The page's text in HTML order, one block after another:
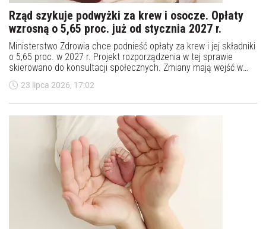
Rząd szykuje podwyżki za krew i osocze. Opłaty
wzrosną o 5,65 proc. już od stycznia 2027 r.
Ministerstwo Zdrowia chce podnieść opłaty za krew i jej składniki
o 5,65 proc. w 2027 r. Projekt rozporządzenia w tej sprawie
skierowano do konsultacji społecznych. Zmiany mają wejść w
życie od stycznia.
23 lipca 2026, 17:02